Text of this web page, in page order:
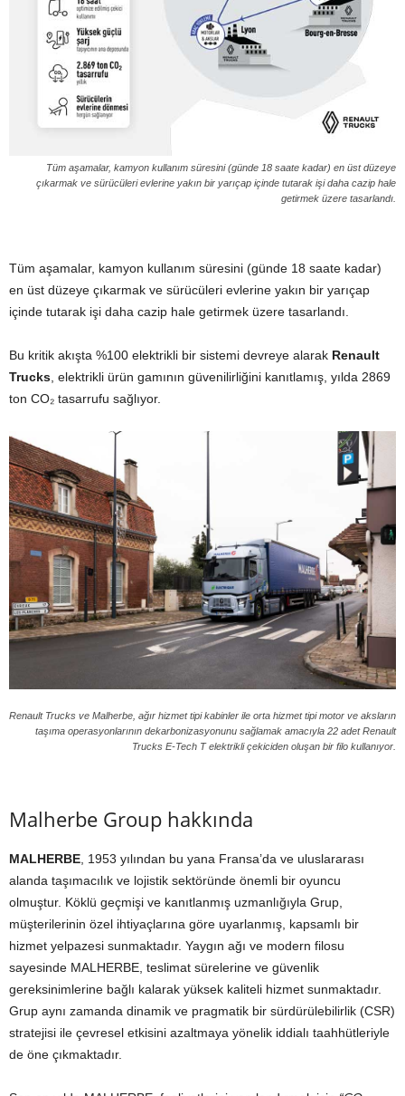
Tüm aşamalar, kamyon kullanım süresini (günde 18 saate kadar) en üst düzeye
çıkarmak ve sürücüleri evlerine yakın bir yarıçap içinde tutarak işi daha cazip hale
getirmek üzere tasarlandı.
Tüm aşamalar, kamyon kullanım süresini (günde 18 saate kadar)
en üst düzeye çıkarmak ve sürücüleri evlerine yakın bir yarıçap
içinde tutarak işi daha cazip hale getirmek üzere tasarlandı.
Bu kritik akışta %100 elektrikli bir sistemi devreye alarak Renault
Trucks , elektrikli ürün gamının güvenilirliğini kanıtlamış, yılda 2869
ton CO₂ tasarrufu sağlıyor.
Renault Trucks ve Malherbe, ağır hizmet tipi kabinler ile orta hizmet tipi motor ve aksların
taşıma operasyonlarının dekarbonizasyonunu sağlamak amacıyla 22 adet Renault
Trucks E-Tech T elektrikli çekiciden oluşan bir filo kullanıyor.
Malherbe Group hakkında
MALHERBE , 1953 yılından bu yana Fransa’da ve uluslararası
alanda taşımacılık ve lojistik sektöründe önemli bir oyuncu
olmuştur. Köklü geçmişi ve kanıtlanmış uzmanlığıyla Grup,
müşterilerinin özel ihtiyaçlarına göre uyarlanmış, kapsamlı bir
hizmet yelpazesi sunmaktadır. Yaygın ağı ve modern filosu
sayesinde MALHERBE, teslimat sürelerine ve güvenlik
gereksinimlerine bağlı kalarak yüksek kaliteli hizmet sunmaktadır.
Grup aynı zamanda dinamik ve pragmatik bir sürdürülebilirlik (CSR)
stratejisi ile çevresel etkisini azaltmaya yönelik iddialı taahhütleriyle
de öne çıkmaktadır.